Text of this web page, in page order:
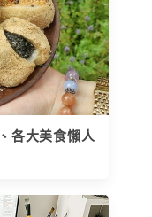
各大美食懶人